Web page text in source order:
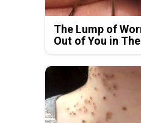
The Lump of
Out of You in